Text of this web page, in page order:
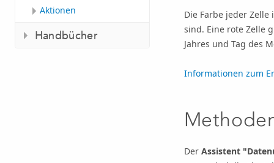
Aktionen
Handbücher
Die Farbe jeder
sind. Eine rote Zelle
Jahres und Tag des
Informationen zum
Der Assistent